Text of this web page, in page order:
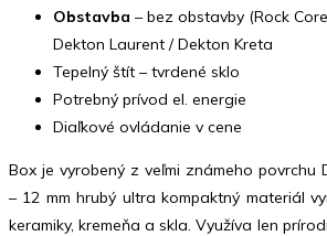
Obstavba – bez obstavby (Rock
Dekton Laurent / Dekton Kreta
Tepelný štít – tvrdené sklo
Potrebný prívod el. energie
Diaľkové ovládanie v cene
Box je vyrobený z veľmi známeho povrchu
– 12 mm hrubý ultra kompaktný materiál
keramiky, kremeňa a skla. Využíva len